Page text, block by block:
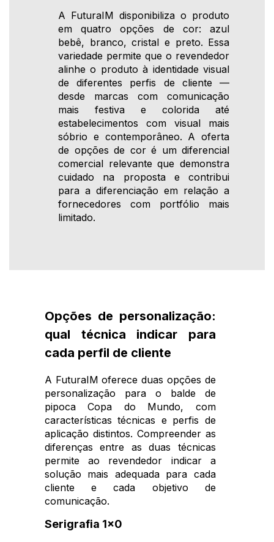
A FuturaIM disponibiliza o produto
em quatro opções de cor: azul
bebê, branco, cristal e preto. Essa
variedade permite que o revendedor
alinhe o produto à identidade visual
de diferentes perfis de cliente —
desde marcas com comunicação
mais festiva e colorida até
estabelecimentos com visual mais
sóbrio e contemporâneo. A oferta
de opções de cor é um diferencial
comercial relevante que demonstra
cuidado na proposta e contribui
para a diferenciação em relação a
fornecedores com portfólio mais
limitado.
Opções de personalização:
qual técnica indicar para
cada perfil de cliente
A FuturaIM oferece duas opções de
personalização para o balde de
pipoca Copa do Mundo, com
características técnicas e perfis de
aplicação distintos. Compreender as
diferenças entre as duas técnicas
permite ao revendedor indicar a
solução mais adequada para cada
cliente e cada objetivo de
comunicação.
Serigrafia 1x0